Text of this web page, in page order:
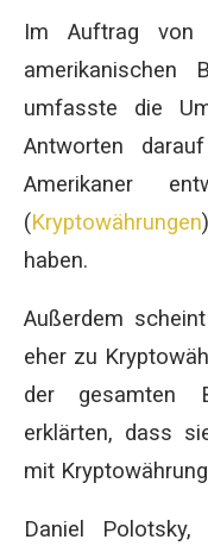
Im Auftrag von
amerikanischen
umfasste die
Antworten
Amerikaner
(Kryptowährungen
haben.
Außerdem
eher zu
der gesamten
erklärten, dass
mit
Daniel